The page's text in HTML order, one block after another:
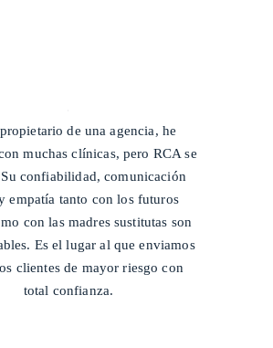
de una agencia, he
muchas clínicas, pero RCA se
Su confiabilidad, comunicación
empatía tanto con los futuros
con las madres sustitutas son
Es el lugar al que enviamos
clientes de mayor riesgo con
total confianza.